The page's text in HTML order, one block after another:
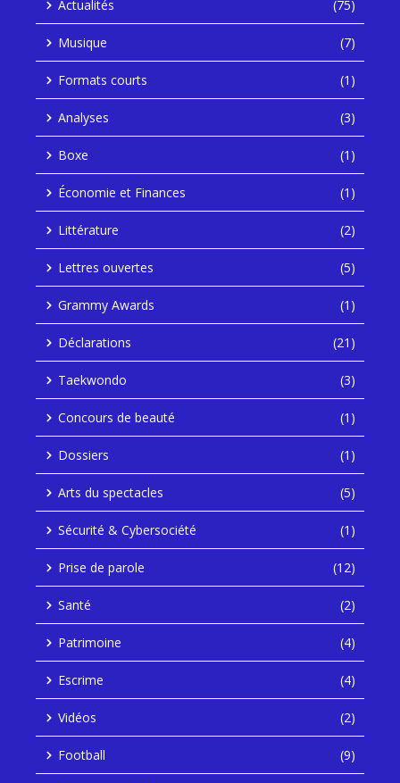
Actualités (75)
Musique (7)
Formats courts (1)
Analyses (3)
Boxe (1)
Économie et Finances (1)
Littérature (2)
Lettres ouvertes (5)
Grammy Awards (1)
Déclarations (21)
Taekwondo (3)
Concours de beauté (1)
Dossiers (1)
Arts du spectacles (5)
Sécurité & Cybersociété (1)
Prise de parole (12)
Santé (2)
Patrimoine (4)
Escrime (4)
Vidéos (2)
Football (9)